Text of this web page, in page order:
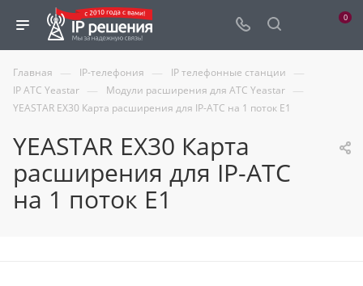
0
Главная — IP-телефония — IP телефонные станции —
IP АТС Yeastar — Модули расширения для АТС Yeastar —
YEASTAR EX30 Карта расширения для IP-АТС на 1 поток E1
YEASTAR EX30 Карта
расширения для IP-АТС
на 1 поток E1